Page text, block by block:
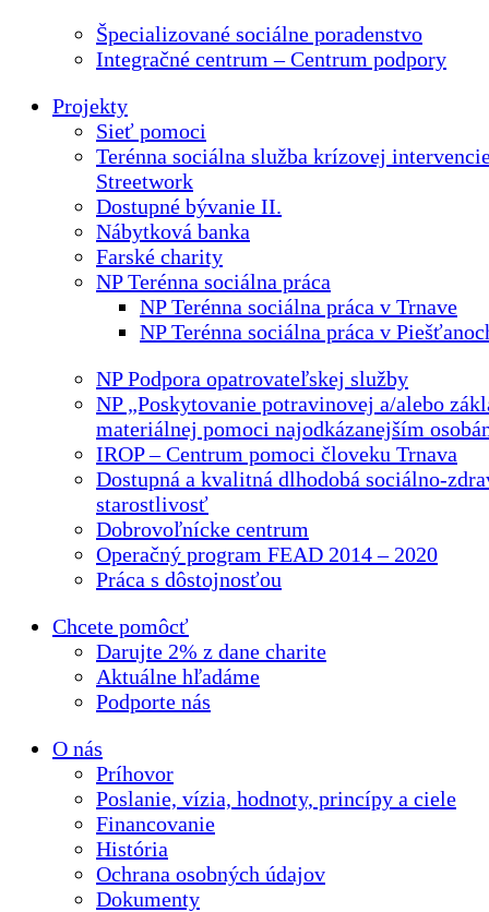
Špecializované sociálne poradenstvo
Integračné centrum – Centrum podpory
Projekty
Sieť pomoci
Terénna sociálna služba krízovej
Streetwork
Dostupné bývanie II.
Nábytková banka
Farské charity
NP Terénna sociálna práca
NP Terénna sociálna práca v Trnave
NP Terénna sociálna práca v
NP Podpora opatrovateľskej služby
NP „Poskytovanie potravinovej a/alebo
materiálnej pomoci najodkázanejším
IROP – Centrum pomoci človeku Trnava
Dostupná a kvalitná dlhodobá sociálno-
starostlivosť
Dobrovoľnícke centrum
Operačný program FEAD 2014 – 2020
Práca s dôstojnosťou
Chcete pomôcť
Darujte 2% z dane charite
Aktuálne hľadáme
Podporte nás
O nás
Príhovor
Poslanie, vízia, hodnoty, princípy a ciele
Financovanie
História
Ochrana osobných údajov
Dokumenty